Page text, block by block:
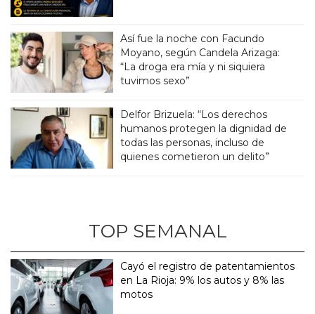
Así fue la noche con Facundo
Moyano, según Candela Arizaga:
“La droga era mía y ni siquiera
tuvimos sexo”
Delfor Brizuela: “Los derechos
humanos protegen la dignidad de
todas las personas, incluso de
quienes cometieron un delito”
TOP SEMANAL
Cayó el registro de patentamientos
en La Rioja: 9% los autos y 8% las
motos